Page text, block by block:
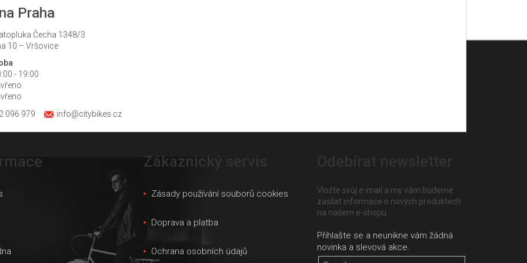
Praha
Čecha 1348/3
10 – Vršovice
- 19:00
096 979
info@citybikes.cz
Zákaznický servis
Zásady používání souborů cookies
Doprava a platba
Ochrana osobních údajů
Vložte svůj e-mail a my vám budeme
zasílat informace o nových produktech
na našem e-shopu.